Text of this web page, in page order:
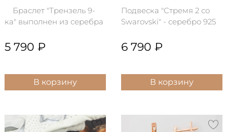
Браслет "Трензель 9-
ка" выполнен из серебра
карат (..
5 790 ₽
В корзину
Подвеска "Стремя 2 со
Swarovski" - серебро 925
покрытием. Центральный
6 790 ₽
В корзину